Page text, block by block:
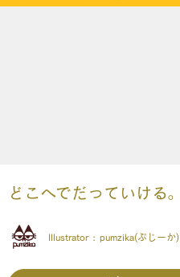
どこへでだっていける。
Illustrator : pumzika(ぷじーか)